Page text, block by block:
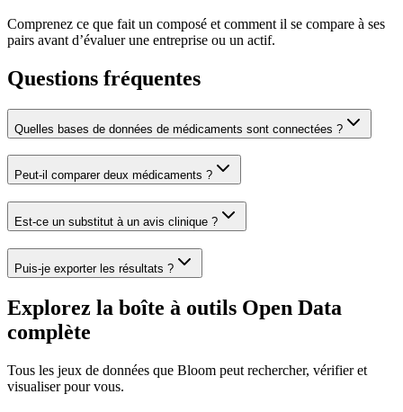
Comprenez ce que fait un composé et comment il se compare à ses
pairs avant d’évaluer une entreprise ou un actif.
Questions fréquentes
Quelles bases de données de médicaments sont connectées ?
Peut-il comparer deux médicaments ?
Est-ce un substitut à un avis clinique ?
Puis-je exporter les résultats ?
Explorez la boîte à outils Open Data
complète
Tous les jeux de données que Bloom peut rechercher, vérifier et
visualiser pour vous.